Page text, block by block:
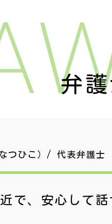
弁
つひこ）/ 代表弁護士
で、安心して話